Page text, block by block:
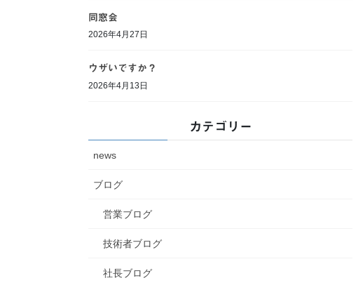
同窓会
2026年4月27日
ウザいですか？
2026年4月13日
カテゴリー
news
ブログ
営業ブログ
技術者ブログ
社長ブログ